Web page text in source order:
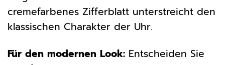
cremefarbenes Zifferblatt unterstreicht den
klassischen Charakter der Uhr.
Für den modernen Look: Entscheiden Sie